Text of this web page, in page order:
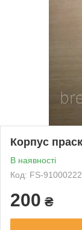
Корпус
В наявності
Код: FS-
200 ₴